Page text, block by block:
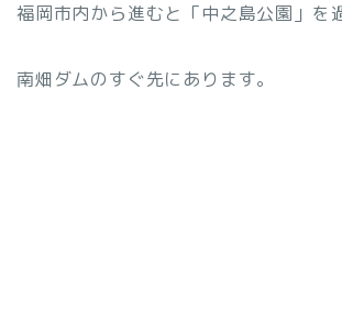
福岡市内から進むと「中之島公園」を
南畑ダムのすぐ先にあります。